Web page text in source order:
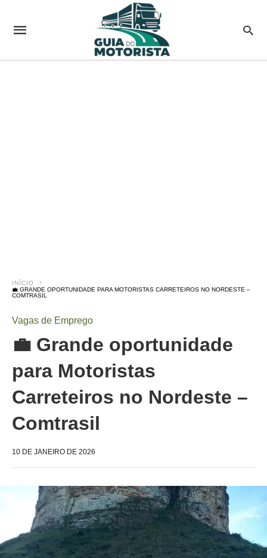
INÍCIO
💼 GRANDE OPORTUNIDADE PARA MOTORISTAS CARRETEIROS NO NORDESTE –
COMTRASIL
Vagas de Emprego
💼 Grande oportunidade
para Motoristas
Carreteiros no Nordeste –
Comtrasil
10 DE JANEIRO DE 2026